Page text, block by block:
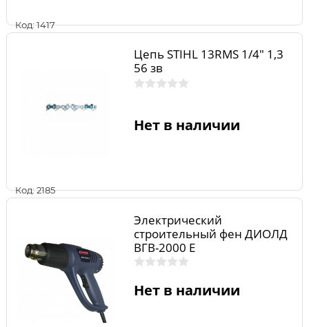
Код: 1417
Код: 2185
Цепь STIHL 13RMS 1/4" 1,3
56 зв
Нет в наличии
Электрический
строительный фен ДИОЛД
ВГВ-2000 Е
Нет в наличии